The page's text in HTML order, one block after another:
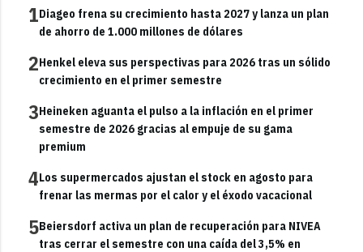
1Diageo frena su crecimiento hasta 2027 y lanza un plan
de ahorro de 1.000 millones de dólares
2Henkel eleva sus perspectivas para 2026 tras un sólido
crecimiento en el primer semestre
3Heineken aguanta el pulso a la inflación en el primer
semestre de 2026 gracias al empuje de su gama
premium
4Los supermercados ajustan el stock en agosto para
frenar las mermas por el calor y el éxodo vacacional
5Beiersdorf activa un plan de recuperación para NIVEA
tras cerrar el semestre con una caída del 3,5% en